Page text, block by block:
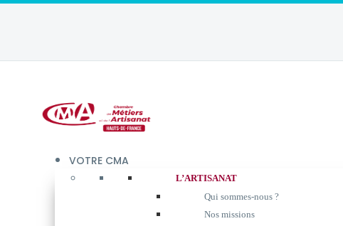
VOTRE CMA
L’ARTISANAT
Qui sommes-nous ?
Nos missions